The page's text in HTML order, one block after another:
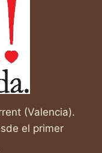
(Valencia).
el primer